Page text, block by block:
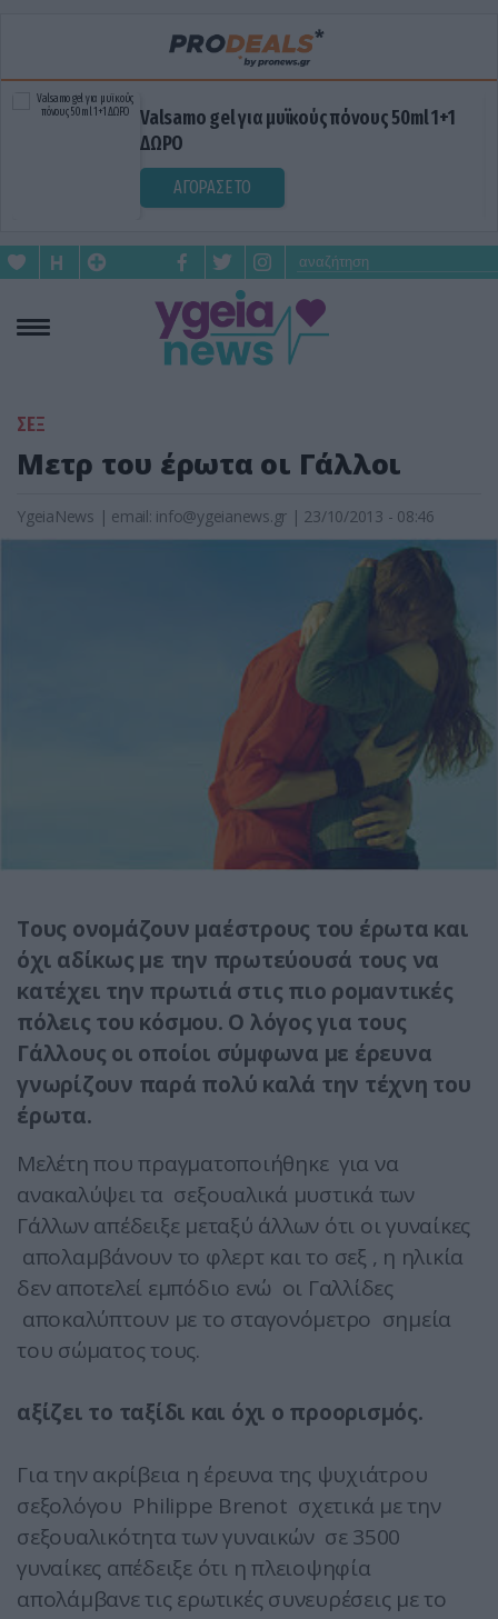
Valsamo gel για μυϊκούς πόνους 50ml 1+1
ΔΩΡΟ
ΑΓΟΡΑΣΕ ΤΟ
ΣΕΞ
Μετρ του έρωτα οι Γάλλοι
YgeiaNews | email: info@ygeianews.gr | 23/10/2013 - 08:46
Τους ονομάζουν μαέστρους του έρωτα και
όχι αδίκως με την πρωτεύουσά τους να
κατέχει την πρωτιά στις πιο ρομαντικές
πόλεις του κόσμου. Ο λόγος για τους
Γάλλους οι οποίοι σύμφωνα με έρευνα
γνωρίζουν παρά πολύ καλά την τέχνη του
έρωτα.
Μελέτη που πραγματοποιήθηκε για να
ανακαλύψει τα σεξουαλικά μυστικά των
Γάλλων απέδειξε μεταξύ άλλων ότι οι γυναίκες
απολαμβάνουν το φλερτ και το σεξ , η ηλικία
δεν αποτελεί εμπόδιο ενώ οι Γαλλίδες
αποκαλύπτουν με το σταγονόμετρο σημεία
του σώματος τους.
αξίζει το ταξίδι και όχι ο προορισμός.
Για την ακρίβεια η έρευνα της ψυχιάτρου
σεξολόγου Philippe Brenot σχετικά με την
σεξουαλικότητα των γυναικών σε 3500
γυναίκες απέδειξε ότι η πλειοψηφία
απολάμβανε τις ερωτικές συνευρέσεις με το